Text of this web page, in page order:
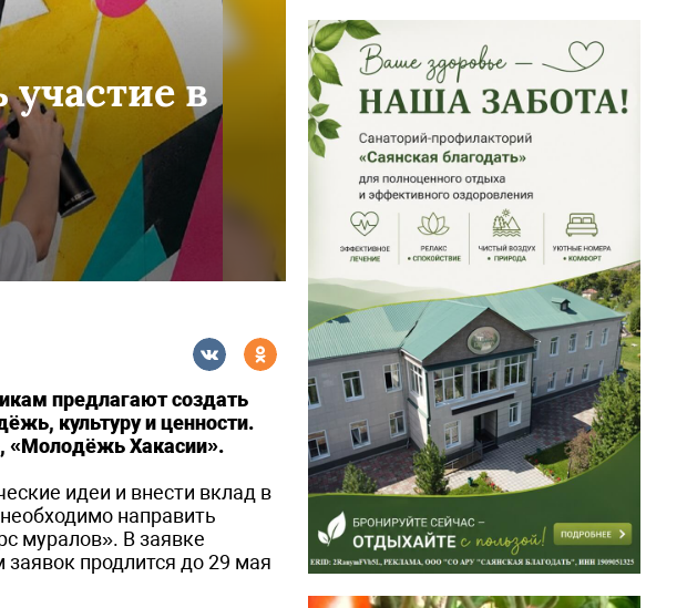
в
предлагают создать
культуру и ценности.
«Молодёжь Хакасии».
идеи и внести вклад в
направить
муралов». В заявке
продлится до 29 мая